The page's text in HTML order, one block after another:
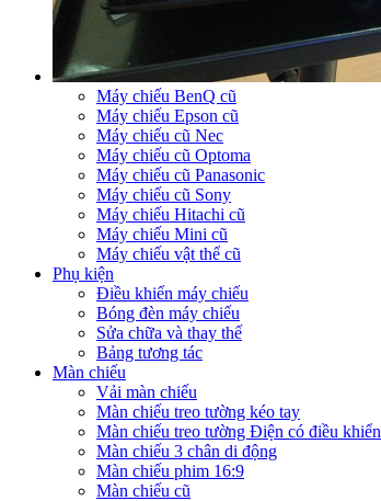
Máy chiếu BenQ cũ
Máy chiếu Epson cũ
Máy chiếu cũ Nec
Máy chiếu cũ Optoma
Máy chiếu cũ Panasonic
Máy chiếu cũ Sony
Máy chiếu Hitachi cũ
Máy chiếu Mini cũ
Máy chiếu vật thể cũ
Phụ kiện
Điều khiển máy chiếu
Bóng đèn máy chiếu
Sửa chữa và thay thế
Bảng tương tác
Màn chiếu
Vải màn chiếu
Màn chiếu treo tường kéo tay
Màn chiếu treo tường Điện có điều khiển
Màn chiếu 3 chân di động
Màn chiếu phim 16:9
Màn chiếu cũ